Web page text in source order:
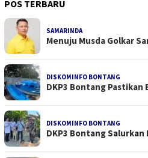
POS TERBARU
SAMARINDA
Menuju Musda Golkar
DISKOMINFO BONTANG
DKP3 Bontang
DISKOMINFO BONTANG
DKP3 Bontang